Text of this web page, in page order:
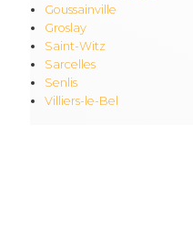
Goussainville
Groslay
Saint-Witz
Sarcelles
Senlis
Villiers-le-Bel